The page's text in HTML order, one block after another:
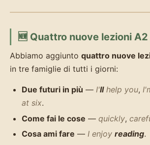
🆕 Quattro nuove lezioni A2
Abbiamo aggiunto quattro nuove
in tre famiglie di tutti i giorni:
Due futuri in più — I'llhelp you,
at six.
Come fai le cose — quickly,
Cosa ami fare — I enjoy reading.